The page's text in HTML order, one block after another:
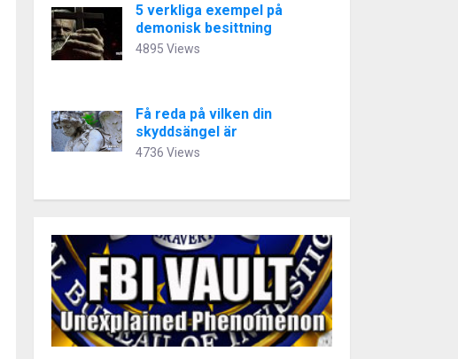
5 verkliga exempel på
demonisk besittning
4895 Views
Få reda på vilken din
skyddsängel är
4736 Views